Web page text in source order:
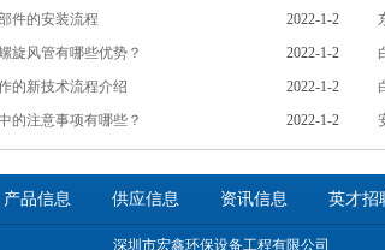
2022-1-2
件的安装流程
2022-1-2
旋风管有哪些优势？
2022-1-2
的新技术流程介绍
2022-1-2
的注意事项有哪些？
产品信息 供应信息 资讯信息 英才招
深圳市宏鑫环保设备工程有限公司